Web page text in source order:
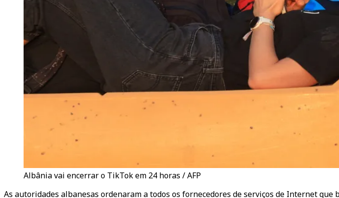
Albânia vai encerrar o TikTok em 24 horas / AFP
As autoridades albanesas ordenaram a todos os fornecedores de serviços de Internet